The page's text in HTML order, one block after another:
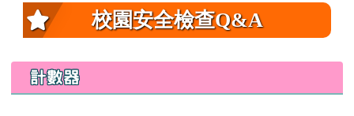
校園安全檢查Q&A
計數器